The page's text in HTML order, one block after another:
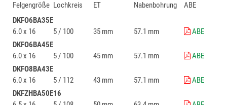
Felgengröße Lochkreis ET Nabenbohrung
ABE
DKFO6BA35E
6.0 x 16
5 / 100 35 mm 57.1 mm
ABE
DKFO6BA45E
6.0 x 16
5 / 100 45 mm 57.1 mm
ABE
DKFO8BA43E
6.0 x 16
5 / 112 43 mm 57.1 mm
ABE
DKFZHBA50E16